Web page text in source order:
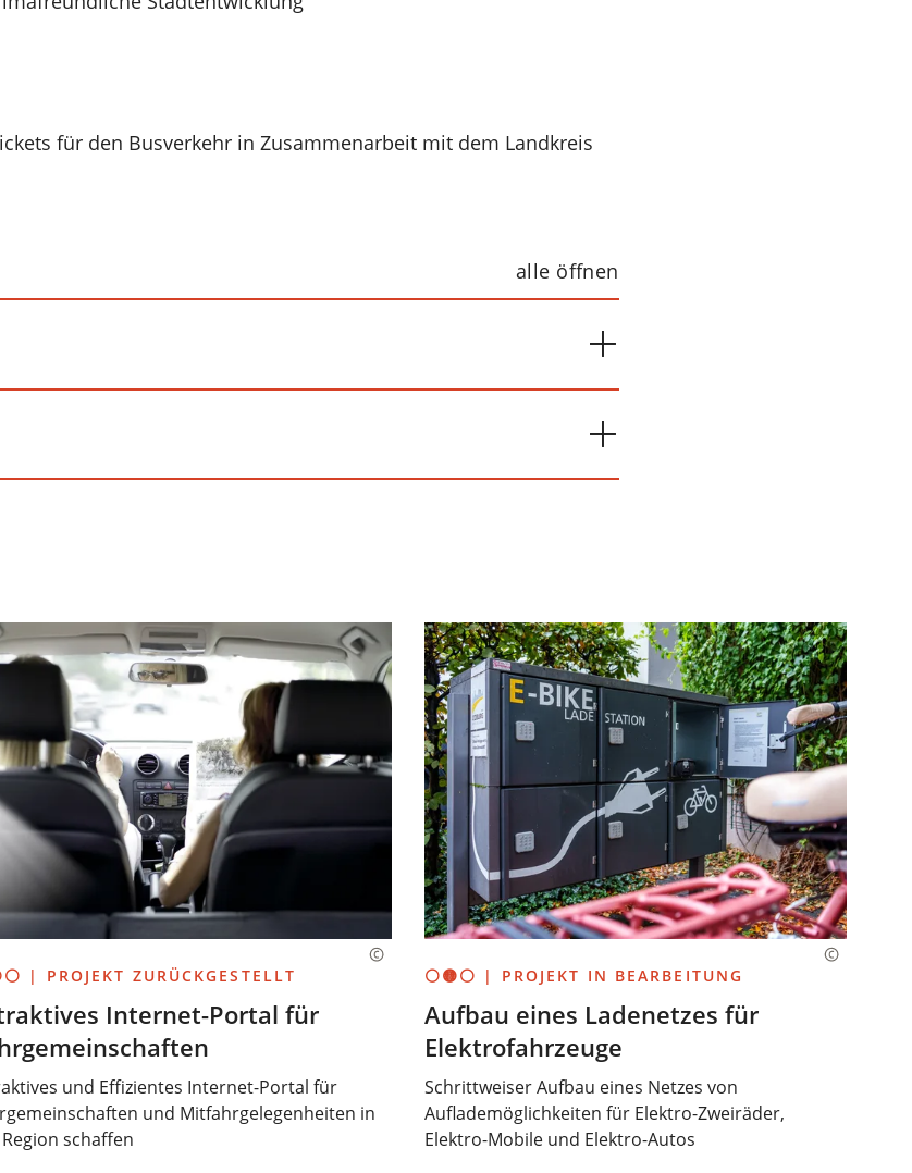
für den Busverkehr in Zusammenarbeit mit dem Landkreis
alle öffnen
| PROJEKT ZURÜCKGESTELLT
Internet-Portal für
und Effizientes Internet-Portal für
und Mitfahrgelegenheiten in
schaffen
⚪🟡⚪ | PROJEKT IN BEARBEITUNG
Aufbau eines Ladenetzes für
Elektrofahrzeuge
Schrittweiser Aufbau eines Netzes von
Auflademöglichkeiten für Elektro-Zweiräder,
Elektro-Mobile und Elektro-Autos